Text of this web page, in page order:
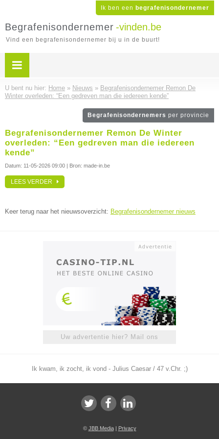
Ik ben een begrafenisondernemer
Begrafenisondernemer -vinden.be
Vind een begrafenisondernemer bij u in de buurt!
U bent nu hier: Home » Nieuws » Begrafenisondernemer Remon De
Winter overleden: “Een gedreven man die iedereen kende”
Begrafenisondernemers per provincie
Begrafenisondernemer Remon De Winter
overleden: “Een gedreven man die iedereen
kende”
Datum: 11-05-2026 09:00 | Bron: made-in.be
LEES VERDER
Keer terug naar het nieuwsoverzicht: Begrafenisondernemer nieuws
Uw advertentie hier? Mail ons
Ik kwam, ik zocht, ik vond - Julius Caesar / 47 v.Chr. ;)
© JBB Media| Privacy